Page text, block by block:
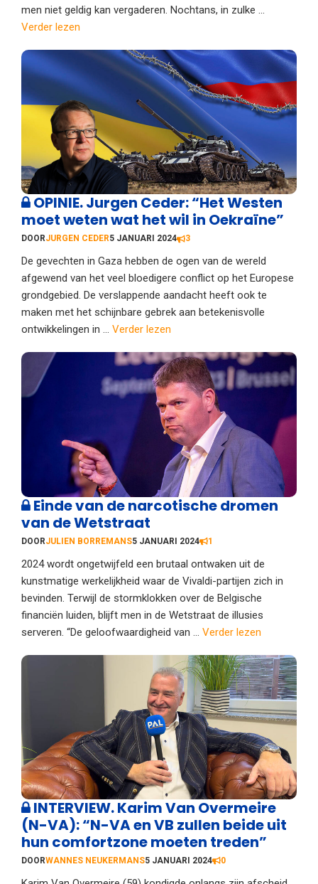
men niet geldig kan vergaderen. Nochtans, in zulke ...
Verder lezen
OPINIE. Jurgen Ceder: “Het Westen
moet weten wat het wil in Oekraïne”
DOORJURGEN CEDER5 JANUARI 2024 3
De gevechten in Gaza hebben de ogen van de wereld
afgewend van het veel bloedigere conflict op het Europese
grondgebied. De verslappende aandacht heeft ook te
maken met het schijnbare gebrek aan betekenisvolle
ontwikkelingen in ... Verder lezen
Einde van de narcotische dromen
van de Wetstraat
DOORJULIEN BORREMANS5 JANUARI 2024 1
2024 wordt ongetwijfeld een brutaal ontwaken uit de
kunstmatige werkelijkheid waar de Vivaldi-partijen zich in
bevinden. Terwijl de stormklokken over de Belgische
financiën luiden, blijft men in de Wetstraat de illusies
serveren. “De geloofwaardigheid van ... Verder lezen
INTERVIEW. Karim Van Overmeire
(N-VA): “N-VA en VB zullen beide uit
hun comfortzone moeten treden”
DOORWANNES NEUKERMANS5 JANUARI 2024 0